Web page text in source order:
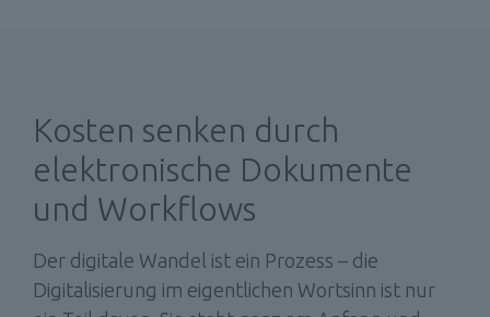
Kosten senken durch
elektronische Dokumente
und Workflows
Der digitale Wandel ist ein Prozess – die
Digitalisierung im eigentlichen Wortsinn ist nur